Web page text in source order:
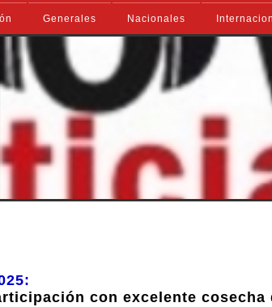
Generales Nacionales
con excelente cosecha